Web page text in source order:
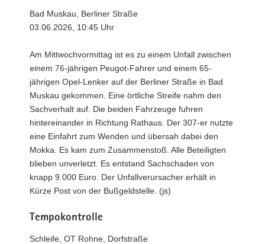
Bad Muskau, Berliner Straße
03.06.2026, 10:45 Uhr
Am Mittwochvormittag ist es zu einem Unfall zwischen
einem 76-jährigen Peugot-Fahrer und einem 65-
jährigen Opel-Lenker auf der Berliner Straße in Bad
Muskau gekommen. Eine örtliche Streife nahm den
Sachverhalt auf. Die beiden Fahrzeuge fuhren
hintereinander in Richtung Rathaus. Der 307-er nutzte
eine Einfahrt zum Wenden und übersah dabei den
Mokka. Es kam zum Zusammenstoß. Alle Beteiligten
blieben unverletzt. Es entstand Sachschaden von
knapp 9.000 Euro. Der Unfallverursacher erhält in
Kürze Post von der Bußgeldstelle. (js)
Tempokontrolle
Schleife, OT Rohne, Dorfstraße